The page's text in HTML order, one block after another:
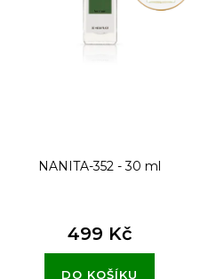
NANITA-352 - 30 ml
499 Kč
DO KOŠÍKU